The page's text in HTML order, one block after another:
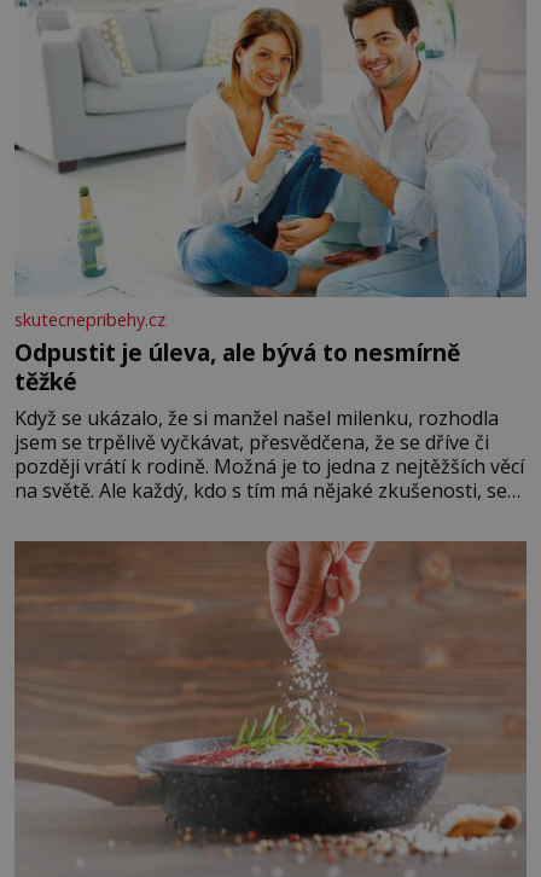
skutecnepribehy.cz
Odpustit je úleva, ale bývá to nesmírně
těžké
Když se ukázalo, že si manžel našel milenku, rozhodla
jsem se trpělivě vyčkávat, přesvědčena, že se dříve či
později vrátí k rodině. Možná je to jedna z nejtěžších věcí
na světě. Ale každý, kdo s tím má nějaké zkušenosti, se
Když se ke mně doneslo, že si manžel pořídil milenku,